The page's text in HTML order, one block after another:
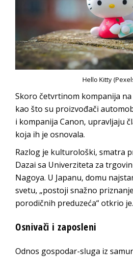
Hello Kitty
Skoro četvrtinom kompanija na
kao što su proizvođači
i kompanija Canon, upravljaju
koja ih je osnovala.
Razlog je kulturološki, smatra
Dazai sa Univerziteta za
Nagoya. U Japanu, domu
svetu, „postoji snažno
porodičnih preduzeća“ otkrio je.
Osnivači i zaposleni
Odnos gospodar-sluga iz